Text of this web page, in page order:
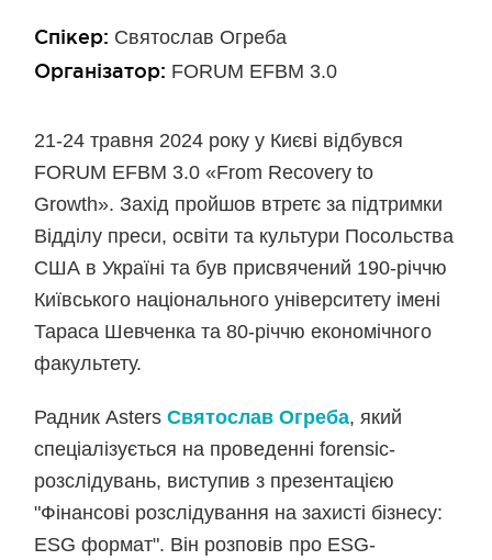
Спікер: Святослав Огреба
Організатор: FORUM EFBM 3.0
21-24 травня 2024 року у Києві відбувся
FORUM EFBM 3.0 «From Recovery to
Growth». Захід пройшов втретє за підтримки
Відділу преси, освіти та культури Посольства
США в Україні та був присвячений 190-річчю
Київського національного університету імені
Тараса Шевченка та 80-річчю економічного
факультету.
Радник AstersСвятослав Огреба, який
спеціалізується на проведенні forensic-
розслідувань, виступив з презентацією
"Фінансові розслідування на захисті бізнесу:
ESG формат". Він розповів про ESG-